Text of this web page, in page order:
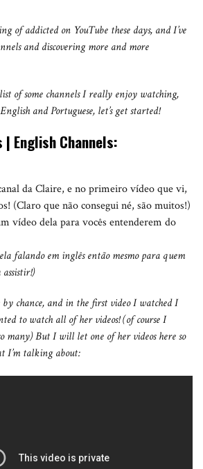
of addicted on YouTube these days, and I’ve
and discovering more and more
of some channels I really enjoy watching,
and Portuguese, let’s get started!
| English Channels:
da Claire, e no primeiro vídeo que vi,
(Claro que não consegui né, são muitos!)
vídeo dela para vocês entenderem do
falando em inglês então mesmo para quem
chance, and in the first video I watched I
to watch all of her videos! (of course I
many) But I will let one of her videos here so
I’m talking about: